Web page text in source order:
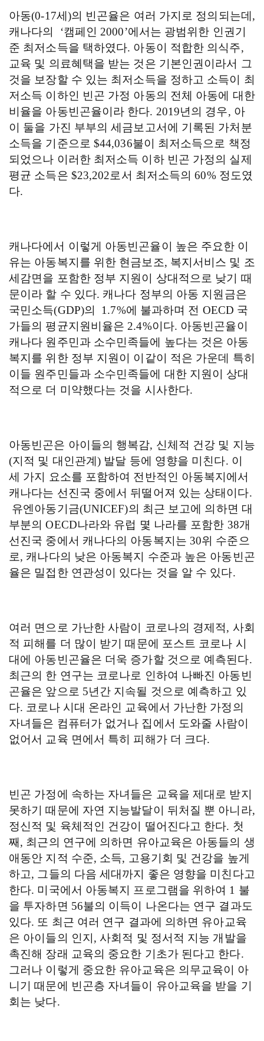
아동(0-17세 )의 빈곤율은 여러 가지로 정의되는데 ,
캐나다의 ‘캠페인 2000’에서는 광범위한 인권기
준 최저소득을 택하였다. 아동이 적합한 의식주,
교육 및 의료혜택을 받는 것은 기본인권이라서 그
것을 보장할 수 있는 최저소득을 정하고 소득이 최
저소득 이하인 빈곤 가정 아동의 전체 아동에 대한
비율을 아동빈곤율이라 한다. 2019년의 경우, 아
이 둘을 가진 부부의 세금보고서에 기록된 가처분
소득을 기준으로 $44,036불이 최저소득으로 책정
되었으나 이러한 최저소득 이하 빈곤 가정의 실제
평균 소득은 $23,202로서 최저소득의60% 정도였
다.
캐나다에서 이렇게 아동빈곤율이 높은 주요한 이
유는 아동복지를 위한 현금보조, 복지서비스 및 조
세감면을 포함한 정부 지원이 상대적으로 낮기 때
문이라 할 수 있다. 캐나다 정부의 아동 지원금은
국민소득(GDP)의 1.7%에 불과하며 전 OECD 국
가들의 평균지원비율은 2.4%이다. 아동빈곤율이
캐나다 원주민과 소수민족들에 높다는 것은 아동
복지를 위한 정부 지원이 이같이 적은 가운데 특히
이들 원주민들과 소수민족들에 대한 지원이 상대
적으로 더 미약했다는 것을 시사한다.
아동빈곤은 아이들의 행복감, 신체적 건강 및 지능
(지적 및 대인관계) 발달 등에 영향을 미친다. 이
세 가지 요소를 포함하여 전반적인 아동복지에서
캐나다는 선진국 중에서 뒤떨어져 있는 상태이다.
유엔아동기금(UNICEF)의 최근 보고에 의하면 대
부분의OECD나라와 유럽 몇 나라를 포함한 38개
선진국 중에서 캐나다의 아동복지는 30위 수준으
로, 캐나다의 낮은 아동복지 수준과 높은 아동빈곤
율은 밀접한 연관성이 있다는 것을 알 수 있다.
여러 면으로 가난한 사람이 코로나의 경제적, 사회
적 피해를 더 많이 받기 때문에 포스트 코로나 시
대에 아동빈곤율은 더욱 증가할 것으로 예측된다.
최근의 한 연구는 코로나로 인하여 나빠진 아동빈
곤율은 앞으로 5년간 지속될 것으로 예측하고 있
다. 코로나 시대 온라인 교육에서 가난한 가정의
자녀들은 컴퓨터가 없거나 집에서 도와줄 사람이
없어서 교육 면에서 특히 피해가 더 크다.
빈곤 가정에 속하는 자녀들은 교육을 제대로 받지
못하기 때문에 자연 지능발달이 뒤처질 뿐 아니라,
정신적 및 육체적인 건강이 떨어진다고 한다. 첫
째 , 최근의 연구에 의하면 유아교육은 아동들의 생
애동안 지적 수준, 소득, 고용기회 및 건강을 높게
하고, 그들의 다음 세대까지 좋은 영향을 미친다고
한다. 미국에서 아동복지 프로그램을 위하여 1 불
을 투자하면 56불의 이득이 나온다는 연구 결과도
있다. 또 최근 여러 연구 결과에 의하면 유아교육
은 아이들의 인지 , 사회적 및 정서적 지능 개발을
촉진해 장래 교육의 중요한 기초가 된다고 한다.
그러나 이렇게 중요한 유아교육은 의무교육이 아
니기 때문에 빈곤층 자녀들이 유아교육을 받을 기
회는 낮다.